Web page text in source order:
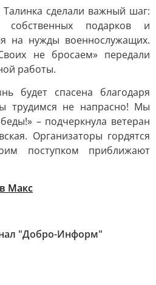
сделали важный шаг:
подарков и
на нужды военнослужащих.
не бросаем» передали
работы.
будет спасена благодаря
трудимся не напрасно! Мы
– подчеркнула ветеран
Организаторы гордятся
поступком приближают
Макс
"Добро-Информ"